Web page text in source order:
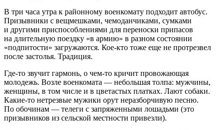
В три часа утра к районному военкомату подходит автобус.
Призывники с вещмешками, чемоданчиками, сумками
и другими приспособлениями для переноски припасов
на длительную поездку «в армию» в разном состоянии
«подпитости» загружаются. Кое-кто тоже еще не протрезвел
после застолья. Традиция.
Где-то звучит гармонь, о чем-то кричит провожающая
молодежь. Возле военкомата — небольшая толпа: мужчины,
женщины, в том числе и в цветастых платках. Лают собаки.
Какие-то нетрезвые мужики орут неразборчивую песню.
По обочинам — телеги с запряженными лошадьми (это
призывников из сельской местности привезли).